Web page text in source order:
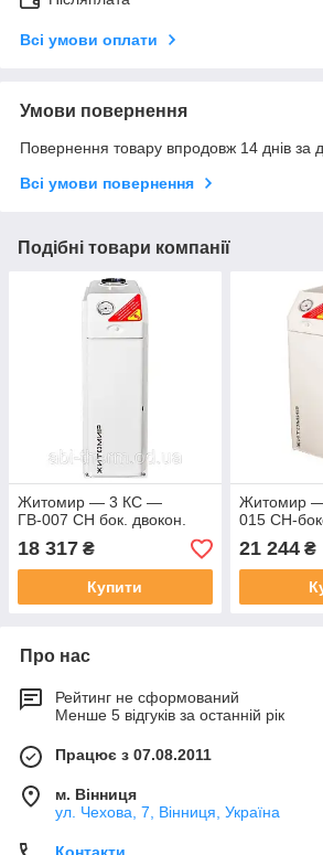
Всі умови оплати
Умови повернення
Повернення товару впродовж 14 днів за
Всі умови повернення
Подібні товари компанії
Житомир — 3 КС —
ГВ-007 СН бок. двокон.
18 317 ₴
Купити
Житомир
015 СН-
21 244₴
Про нас
Рейтинг не сформований
Менше 5 відгуків за останній рік
Працює з 07.08.2011
м. Вінниця
ул. Чехова, 7, Вінниця, Україна